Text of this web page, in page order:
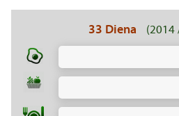
33 Diena (2014